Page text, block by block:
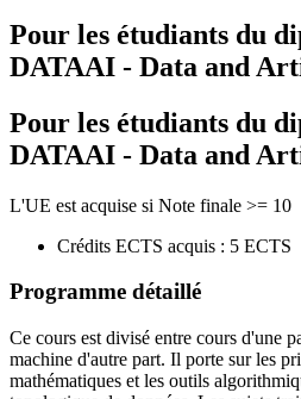
Pour les étudiants du
DATAAI - Data and
Pour les étudiants du
DATAAI - Data and
L'UE est acquise si Note finale >= 10
Crédits ECTS acquis : 5 ECTS
Programme détaillé
Ce cours est divisé entre cours d'une
machine d'autre part. Il porte sur les
mathématiques et les outils